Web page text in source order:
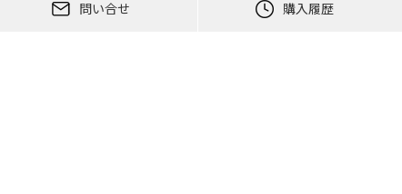
問い合せ 購入履歴